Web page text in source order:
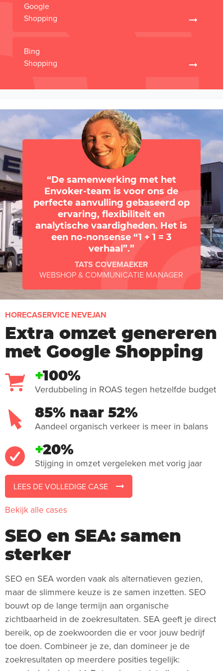
Google
Shopping
Bing
Shopping
De samenwerking met het
Envoker-team is voor ons de
perfecte aanvulling gebaseerd op
ervaring, flexibiliteit en
analytische vaardigheden. Het is
een no-nonsense “1 + 1 = 3
verhaal”.
TATS COVEMAEKER
WEBSHOP & COMMUNICATIE MANAGER
HORECASERVICE NEVEJAN
Extra omzet genereren
met Google Shopping
+100%
Verdubbeling in ROAS tegen hetzelfde budget
85% naar 52%
Aandeel organisch verkeer is meer in balans
+20%
Stijging in omzet vergeleken met vorig jaar
LEES DE VOLLEDIGE CASE
Bekijk alle cases
SEO en SEA: samen
sterker
SEO en SEA worden vaak als alternatieven gezien,
maar de slimmere keuze is ze samen inzetten. SEO
bouwt op de lange termijn aan organische
zichtbaarheid in de zoekresultaten. SEA geeft je direct
bereik, op de zoekwoorden die er voor jouw bedrijf
toe doen. Combineer je ze, dan domineer je de
zoekresultaten op meerdere posities tegelijk: